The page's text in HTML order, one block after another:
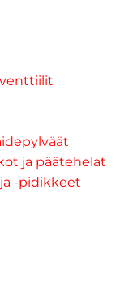
ja päätehelat
-pidikkeet